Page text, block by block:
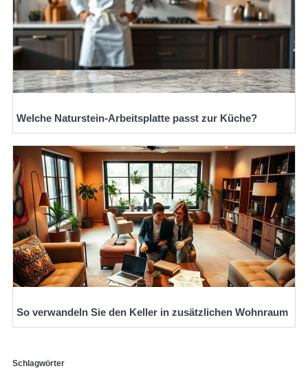
Welche Naturstein-Arbeitsplatte passt zur Küche?
So verwandeln Sie den Keller in zusätzlichen Wohnraum
Schlagwörter